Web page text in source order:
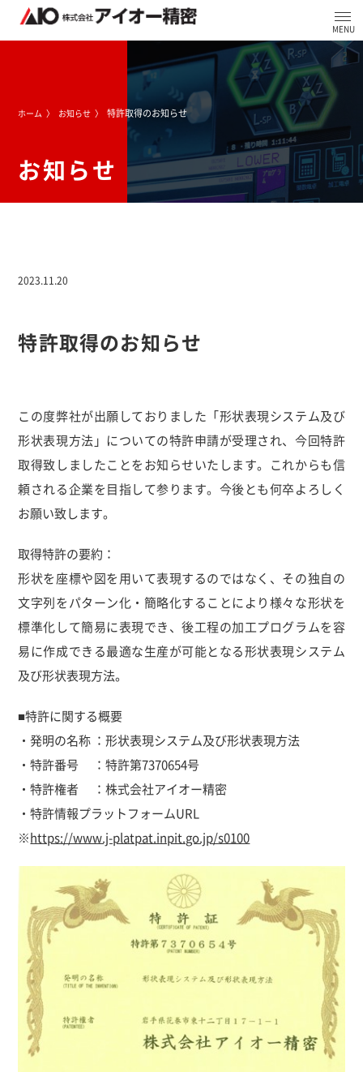
ホーム お知らせ 特許取得のお知らせ
お知らせ
2023.11.20
特許取得のお知らせ
この度弊社が出願しておりました「形状表現システム及び
形状表現方法」についての特許申請が受理され、今回特許
取得致しましたことをお知らせいたします。これからも信
頼される企業を目指して参ります。今後とも何卒よろしく
お願い致します。
取得特許の要約：
形状を座標や図を用いて表現するのではなく、その独自の
文字列をパターン化・簡略化することにより様々な形状を
標準化して簡易に表現でき、後工程の加工プログラムを容
易に作成できる最適な生産が可能となる形状表現システム
及び形状表現方法。
■特許に関する概要
・発明の名称 ：形状表現システム及び形状表現方法
・特許番号 ：特許第7370654号
・特許権者 ：株式会社アイオー精密
・特許情報プラットフォームURL
※https://www.j-platpat.inpit.go.jp/s0100